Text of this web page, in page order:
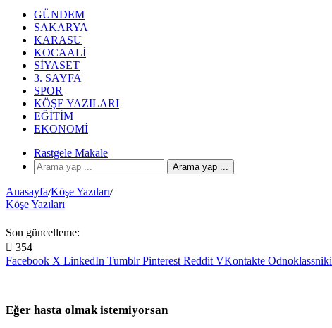
GÜNDEM
SAKARYA
KARASU
KOCAALI
SIYASET
3. SAYFA
SPOR
KÖŞE YAZILARI
EĞITIM
EKONOMI
Rastgele Makale
Arama yap ...
Anasayfa/Köşe Yazıları/
Köşe Yazıları
Son güncelleme:
354
Facebook X LinkedIn Tumblr Pinterest Reddit VKontakte Odnoklassniki
Eğer hasta olmak istemiyorsan